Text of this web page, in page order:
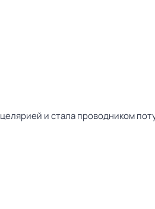
и стала проводником